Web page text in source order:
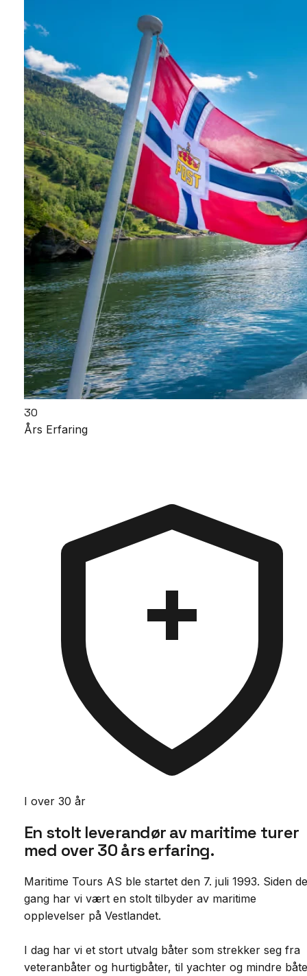
30
Års Erfaring
I over 30 år
En stolt leverandør av maritime turer
med over 30 års erfaring.
Maritime Tours AS ble startet den 7. juli 1993. Siden
gang har vi vært en stolt tilbyder av maritime
opplevelser på Vestlandet.
I dag har vi et stort utvalg båter som strekker seg fra
veteranbåter og hurtigbåter, til yachter og mindre